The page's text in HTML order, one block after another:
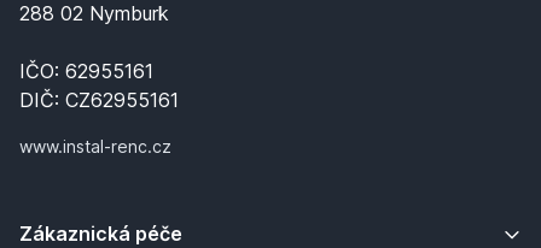
288 02 Nymburk
IČO: 62955161
DIČ: CZ62955161
www.instal-renc.cz
Zákaznická péče